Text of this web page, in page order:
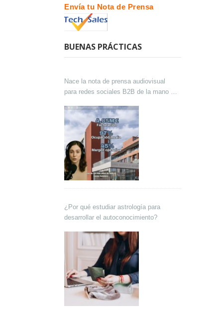
Envía tu Nota de Prensa
BUENAS PRÁCTICAS
Nace la nota de prensa audiovisual
para redes sociales B2B de la mano de
¿Por qué estudiar astrología para
desarrollar el autoconocimiento?